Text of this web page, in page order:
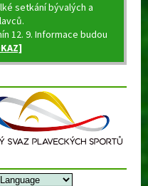
setkání bývalých a
12. 9. Informace budou